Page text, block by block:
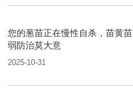
您的葱苗正在慢性自杀，苗黄苗
弱防治莫大意
2025-10-31